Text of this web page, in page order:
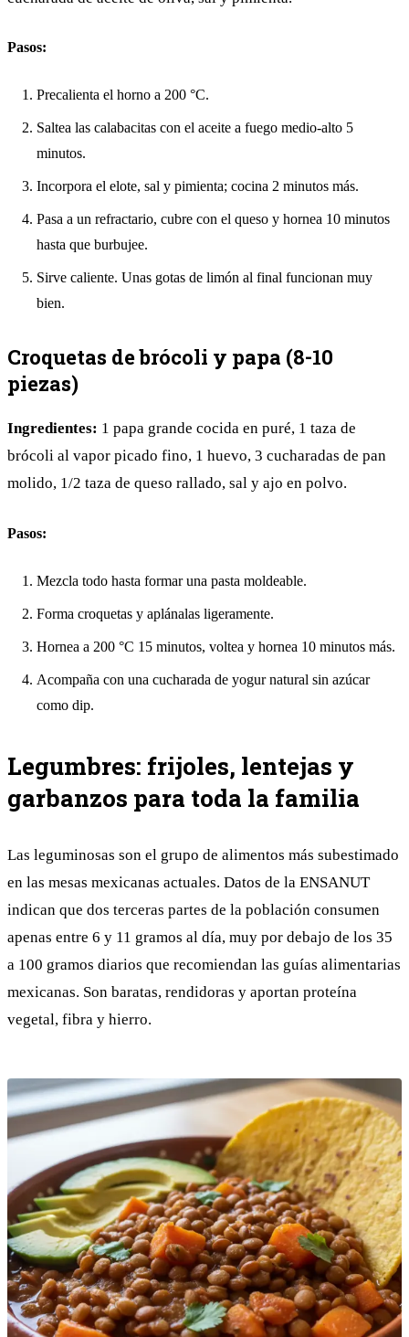
Pasos:
Precalienta el horno a 200 °C.
Saltea las calabacitas con el aceite a fuego medio-alto 5
minutos.
Incorpora el elote, sal y pimienta; cocina 2 minutos más.
Pasa a un refractario, cubre con el queso y hornea 10 minutos
hasta que burbujee.
Sirve caliente. Unas gotas de limón al final funcionan muy
bien.
Croquetas de brócoli y papa (8-10
piezas)
Ingredientes: 1 papa grande cocida en puré, 1 taza de
brócoli al vapor picado fino, 1 huevo, 3 cucharadas de pan
molido, 1/2 taza de queso rallado, sal y ajo en polvo.
Pasos:
Mezcla todo hasta formar una pasta moldeable.
Forma croquetas y aplánalas ligeramente.
Hornea a 200 °C 15 minutos, voltea y hornea 10 minutos más.
Acompaña con una cucharada de yogur natural sin azúcar
como dip.
Legumbres: frijoles, lentejas y
garbanzos para toda la familia
Las leguminosas son el grupo de alimentos más subestimado
en las mesas mexicanas actuales. Datos de la ENSANUT
indican que dos terceras partes de la población consumen
apenas entre 6 y 11 gramos al día, muy por debajo de los 35
a 100 gramos diarios que recomiendan las guías alimentarias
mexicanas. Son baratas, rendidoras y aportan proteína
vegetal, fibra y hierro.